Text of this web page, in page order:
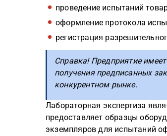
проведение испытаний
оформление протокола
регистрация
Справка! Предприятие
получения предписанных
конкурентном рынке.
Лабораторная экспертиза
предоставляет образцы
экземпляров для испытаний